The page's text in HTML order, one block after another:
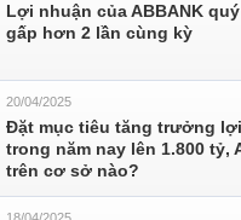
Lợi nhuận của ABBANK
gấp hơn 2 lần cùng kỳ
20/04/2025
Đặt mục tiêu tăng trưởng
trong năm nay lên 1.800 tỷ,
trên cơ sở nào?